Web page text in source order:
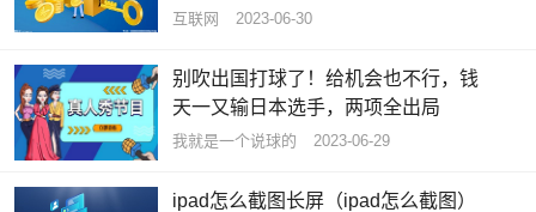
办
互联网 2023-06-30
别吹出国打球了！给机会也不行，钱
天一又输日本选手，两项全出局
我就是一个说球的 2023-06-29
ipad怎么截图长屏（ipad怎么截图）